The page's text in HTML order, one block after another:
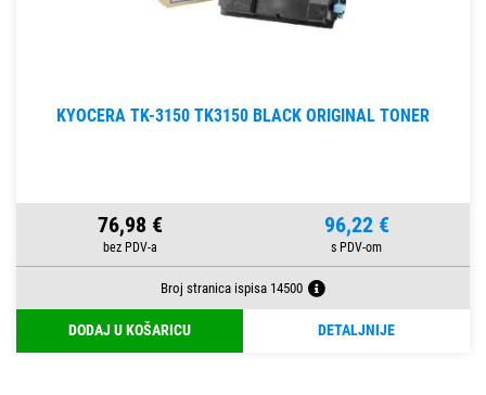
KYOCERA TK-3150 TK3150 BLACK ORIGINAL TONER
76,98 € 96,22 €
Broj stranica ispisa 14500
DODAJ U KOŠARICU DETALJNIJE